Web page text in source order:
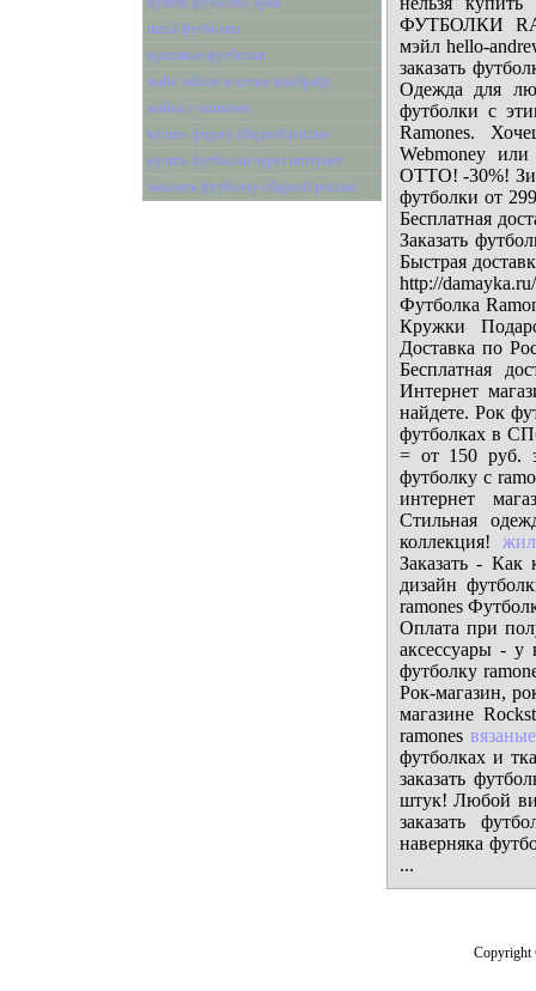
metal футболки
красивые футболки
майк тайсон и кевин макбрайд
майка с чашками
купить форму сборной россии
купить футболки через интернет
заказать футболку сборной россии
ФУТБОЛКИ
мэйл hello-
заказать
Одежда для
футболки с
Ramones.
Webmoney
ОТТО! -30%!
футболки от
Бесплатная
Заказать
Быстрая
http://
Футболка
Кружки
Доставка по
Бесплатная
Интернет
найдете. Рок
футболках в
= от 150 руб.
футболку с
интернет
Стильная
коллекция!
Заказать - Как
дизайн
ramones
Оплата при
аксессуары - у
футболку
Рок-магазин,
магазине
ramones
футболках и
заказать
штук! Любой
заказать
наверняка
...
Copyright